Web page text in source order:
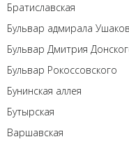
Братиславская
Бульвар адмирала
Бульвар Дмитрия
Бульвар Рокоссовского
Бунинская аллея
Бутырская
Варшавская